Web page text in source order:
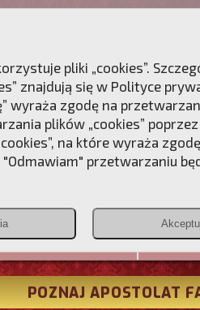
Przebudźmy
Christiana
POZNAJ APOSTOLAT
pliki „cookies”.
znajdują się w Polityce
wyraża zgodę na
plików „cookies”
na które wyraża
przetwarzaniu